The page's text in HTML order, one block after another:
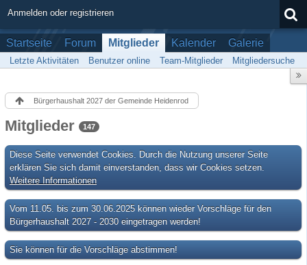
Anmelden oder registrieren
Startseite Forum Mitglieder Kalender Galerie
Letzte Aktivitäten Benutzer online Team-Mitglieder Mitgliedersuche
Bürgerhaushalt 2027 der Gemeinde Heidenrod
Mitglieder 147
Diese Seite verwendet Cookies. Durch die Nutzung unserer Seite
erklären Sie sich damit einverstanden, dass wir Cookies setzen.
Weitere Informationen
Vom 11.05. bis zum 30.06.2025 können wieder Vorschläge für den
Bürgerhaushalt 2027 - 2030 eingetragen werden!
Sie können für die Vorschläge abstimmen!